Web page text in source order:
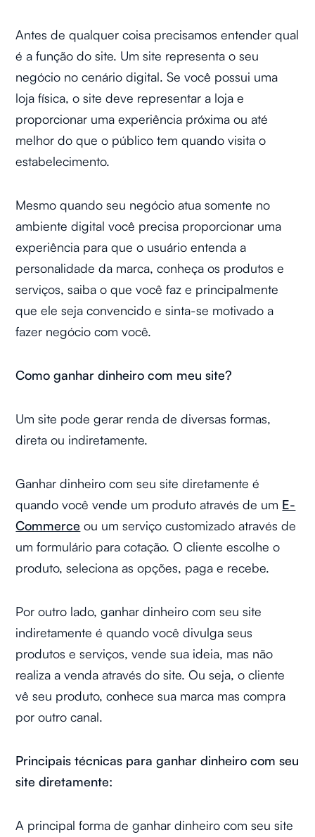
Antes de qualquer coisa precisamos entender qual
é a função do site. Um site representa o seu
negócio no cenário digital. Se você possui uma
loja física, o site deve representar a loja e
proporcionar uma experiência próxima ou até
melhor do que o público tem quando visita o
estabelecimento.
Mesmo quando seu negócio atua somente no
ambiente digital você precisa proporcionar uma
experiência para que o usuário entenda a
personalidade da marca, conheça os produtos e
serviços, saiba o que você faz e principalmente
que ele seja convencido e sinta-se motivado a
fazer negócio com você.
Como ganhar dinheiro com meu site?
Um site pode gerar renda de diversas formas,
direta ou indiretamente.
Ganhar dinheiro com seu site diretamente é
quando você vende um produto através de um E-
Commerce ou um serviço customizado através de
um formulário para cotação. O cliente escolhe o
produto, seleciona as opções, paga e recebe.
Por outro lado, ganhar dinheiro com seu site
indiretamente é quando você divulga seus
produtos e serviços, vende sua ideia, mas não
realiza a venda através do site. Ou seja, o cliente
vê seu produto, conhece sua marca mas compra
por outro canal.
Principais técnicas para ganhar dinheiro com seu
site diretamente:
A principal forma de ganhar dinheiro com seu site